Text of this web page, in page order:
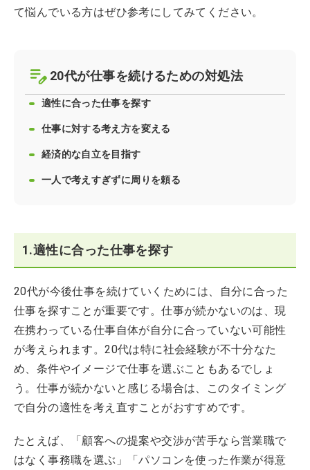
て悩んでいる方はぜひ参考にしてみてください。
20代が仕事を続けるための対処法
適性に合った仕事を探す
仕事に対する考え方を変える
経済的な自立を目指す
一人で考えすぎずに周りを頼る
1.適性に合った仕事を探す
20代が今後仕事を続けていくためには、自分に合った
仕事を探すことが重要です。仕事が続かないのは、現
在携わっている仕事自体が自分に合っていない可能性
が考えられます。20代は特に社会経験が不十分なた
め、条件やイメージで仕事を選ぶこともあるでしょ
う。仕事が続かないと感じる場合は、このタイミング
で自分の適性を考え直すことがおすすめです。
たとえば、「顧客への提案や交渉が苦手なら営業職で
はなく事務職を選ぶ」「パソコンを使った作業が得意